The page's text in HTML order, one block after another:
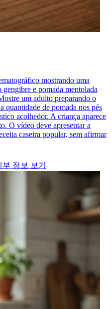
mostrando uma
e pomada mentolada
um adulto preparando o
quantidade de pomada nos pés
acolhedor. A criança aparece
O vídeo deve apresentar a
caseira popular, sem afirmar
부 정보 보기